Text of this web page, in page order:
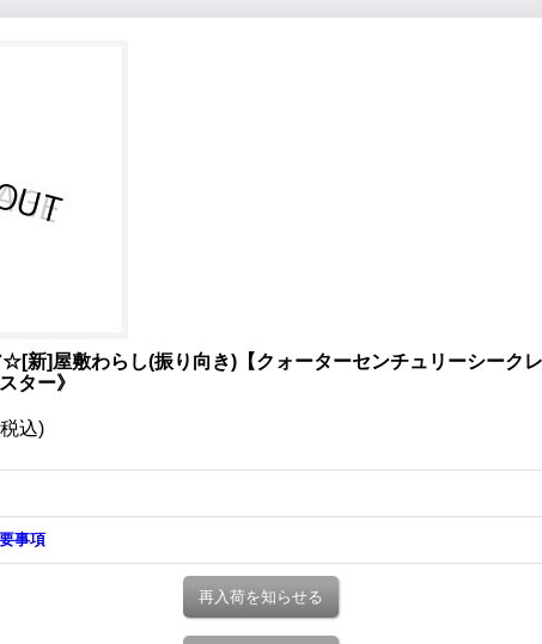
新]屋敷わらし(振り向き)【クォーターセンチュリーシーク
ター》
込)
事項
再入荷を知らせる